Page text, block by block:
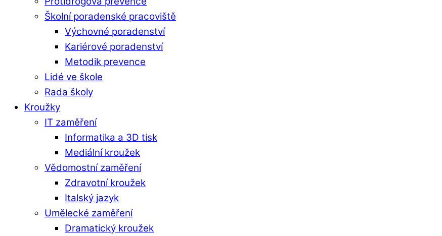
Školní poradenské pracoviště
Výchovné poradenství
Kariérové poradenství
Metodik prevence
Lidé ve škole
Rada školy
Kroužky
IT zaměření
Informatika a 3D tisk
Mediální kroužek
Vědomostní zaměření
Zdravotní kroužek
Italský jazyk
Umělecké zaměření
Dramatický kroužek